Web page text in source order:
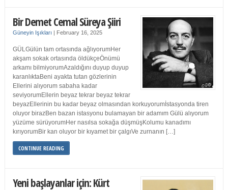
Bir Demet Cemal Süreya Şiiri
Güneyin Işıkları | February 16, 2025
GÜLGülün tam ortasında ağlıyorumHer
akşam sokak ortasında öldükçeÖnümü
arkamı bilmiyorumAzaldığını duyup duyup
karanlıktaBeni ayakta tutan gözlerinin
Ellerini alıyorum sabaha kadar
seviyorumEllerin beyaz tekrar beyaz tekrar
beyazEllerinin bu kadar beyaz olmasından korkuyorumİstasyonda tiren
oluyor birazBen bazan istasyonu bulamayan bir adamım Gülü alıyorum
yüzüme sürüyorumHer nasılsa sokağa düşmüşKolumu kanadımı
kırıyorumBir kan oluyor bir kıyamet bir çalgıVe zurnanın […]
CONTINUE READING
Yeni başlayanlar için: Kürt